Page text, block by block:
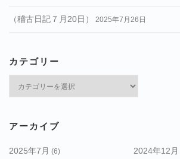
（稽古日記７月20日） 2025年7月26日
カテゴリー
ー
アーカイブ
2025年7月 (6) 2024年12月